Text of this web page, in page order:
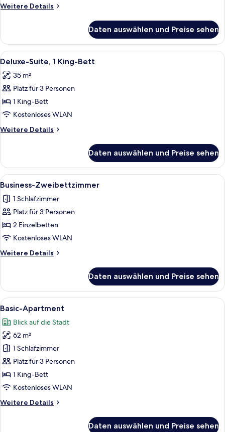
Weitere Details
Weitere
Zimmer
Daten auswählen und Preise sehen
Alle
Fotos
für
Deluxe-
Suite,
1 King-
Bett
anzeigen
Ein Hotelzimmer mit einem Bett,
6
Deluxe-Suite, 1 King-Bett
35 m²
Platz für 3 Personen
1 King-Bett
Kostenloses WLAN
Weitere Details
Weitere
Suite,
1 King-
Bett
Daten auswählen und Preise sehen
Alle
Fotos
für
Business-
Zweibettzimmer
anzeigen
Ein Hotelzimmer mit zwei Betten,
5
Business-Zweibettzimmer
1 Schlafzimmer
Platz für 3 Personen
2 Einzelbetten
Kostenloses WLAN
Weitere Details
Weitere
Zweibettzimmer
Daten auswählen und Preise sehen
Alle
Fotos
für
Basic-
Apartment
anzeigen
Ein Hotelzimmer mit Küchenzeile,
7
Basic-Apartment
Blick auf die Stadt
62 m²
1 Schlafzimmer
Platz für 3 Personen
1 King-Bett
Kostenloses WLAN
Weitere Details
Weitere
Daten auswählen und Preise sehen